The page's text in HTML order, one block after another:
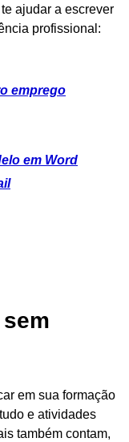
ajudar a escrever
profissional:
emprego
em Word
em sua formação
e atividades
também contam,